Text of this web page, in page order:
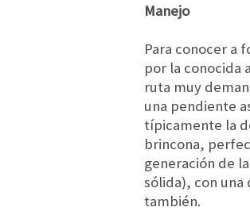
Manejo
Para conocer a
por la conocida
ruta muy
una pendiente
típicamente la
brincona,
generación de
sólida), con una
también.